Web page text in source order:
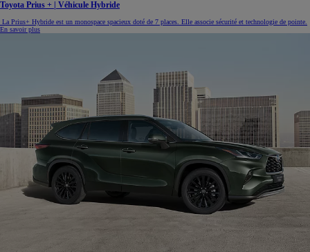
Toyota Prius + | Véhicule Hybride
La Prius+ Hybride est un monospace spacieux doté de 7 places. Elle associe sécurité et technologie de pointe.
En savoir plus